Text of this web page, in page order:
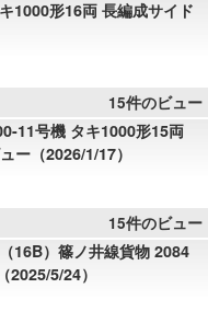
1000形16両 長編成サイド
15件のビュー
11号機 タキ1000形15両
ー（2026/1/17）
15件のビュー
16B）篠ノ井線貨物 2084
2025/5/24）